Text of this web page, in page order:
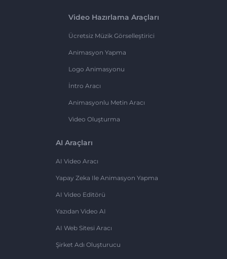
Video Hazırlama Araçları
Ücretsiz Müzik Görselleştirici
Animasyon Yapma
Logo Animasyonu
İntro Aracı
Animasyonlu Metin Aracı
Video Oluşturma
AI Araçları
AI Video Aracı
Yapay Zeka Ile Animasyon Yapma
AI Video Editörü
Yazıdan Video AI
AI Web Sitesi Aracı
Şirket Adı Oluşturucu